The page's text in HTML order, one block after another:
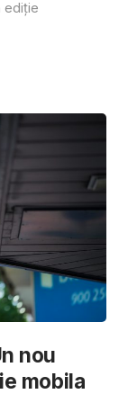
ediție
nou
mobila